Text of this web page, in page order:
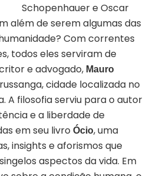
Schopenhauer e Oscar
além de serem algumas das
Com correntes
todos eles serviram de
e advogado, Mauro
cidade localizada no
A filosofia serviu para o autor
e a liberdade de
em seu livro Ócio, uma
insights e aforismos que
aspectos da vida. Em